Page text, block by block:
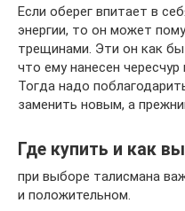
Если оберег впитает в
энергии, то он может
трещинами. Эти он как
что ему нанесен
Тогда надо
заменить новым, а
Где купить и как
при выборе талисмана
и положительном.